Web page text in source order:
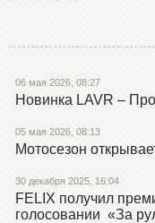
06 мая 2026, 08:27
Новинка LAVR –
05 мая 2026, 08:13
Мотосезон
30 декабря 2025, 16:04
FELIX получил
голосовании «За